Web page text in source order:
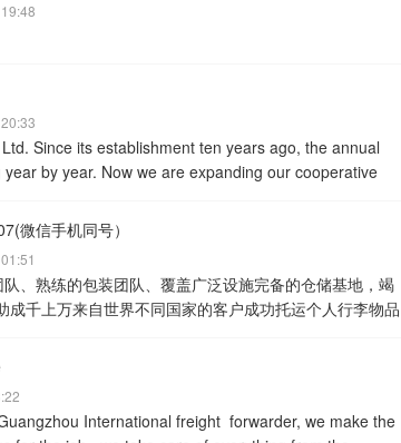
Since its establishment ten years ago, the annual
by year. Now we are expanding our cooperative
China number)
微信手机同号）
、熟练的包装团队、覆盖广泛设施完备的仓储基地，竭
千上万来自世界不同国家的客户成功托运个人行李物品
品海运服务可以是任意物品， 从小小的纸箱到大一些的
你当前的住址上门取件，或者你寄到我们的仓库， 然后
最牢固的保护。
International freight forwarder, we make the